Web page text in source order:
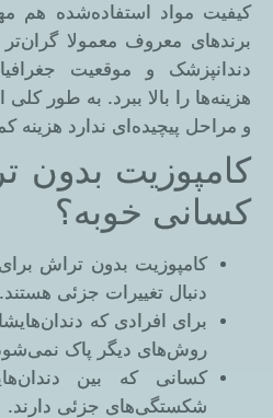
کیفیت مواد استفاده‌شده هم
برندهای معروف معمولا
دندانپزشک و موقعیت
هزینه‌ها را بالا ببرد. به طور
و مراحل پیچیده‌ای ندارد هزینه
کامپوزیت بدون
کسانی خوبه؟
کامپوزیت بدون تراش
دنبال تغییرات جزئی هستند.
برای افرادی که
روش‌های دیگر پاک
کسانی که بین
شکستگی‌های جزئی دارند.